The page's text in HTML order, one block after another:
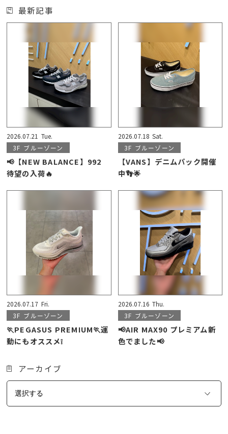
最新記事
2026.07.21 Tue.
3F ブルーゾーン
📢【NEW BALANCE】992
待望の入荷🔥
2026.07.18 Sat.
3F ブルーゾーン
【VANS】デニムパック開催
中👣🌟
2026.07.17 Fri.
3F ブルーゾーン
🏃PEGASUS PREMIUM🏃運
動にもオススメ❕
2026.07.16 Thu.
3F ブルーゾーン
📢AIR MAX90 プレミアム新
色でました📢
アーカイブ